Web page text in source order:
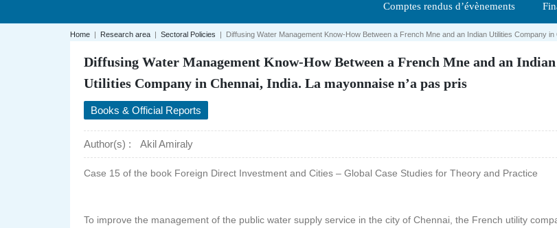
Comptes rendus d’évènements
Home | Research area | Sectoral Policies | Diffusing Water Management Know-How Between a French Mne and an Indian Utilities Company
Diffusing Water Management Know-How Between a French Mne and an Indian
Utilities Company in Chennai, India. La mayonnaise n’a pas pris
Books & Official Reports
Author(s) : Akil Amiraly
Case 15 of the book Foreign Direct Investment and Cities – Global Case Studies for Theory and Practice
To improve the management of the public water supply service in the city of Chennai, the French utility